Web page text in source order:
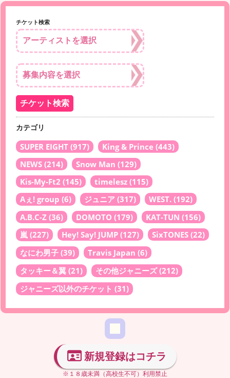
チケット検索
カテゴリ
SUPER EIGHT (917) King & Prince (443)
NEWS (214) Snow Man (129)
Kis-My-Ft2 (145) timelesz (115)
Aぇ! group (6) ジュニア (317) WEST. (192)
A.B.C-Z (36) DOMOTO (179) KAT-TUN (156)
嵐 (227) Hey! Say! JUMP (127) SixTONES (22)
なにわ男子 (39) Travis Japan (6)
タッキー＆翼 (21) その他ジャニーズ(212)
ジャニーズ以外のチケット (31)
新規登録はコチラ
※１８歳未満（高校生不可）利用禁止